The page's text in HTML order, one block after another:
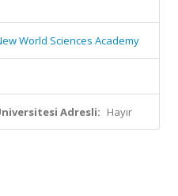
World Sciences Academy
Adresli: Hayır